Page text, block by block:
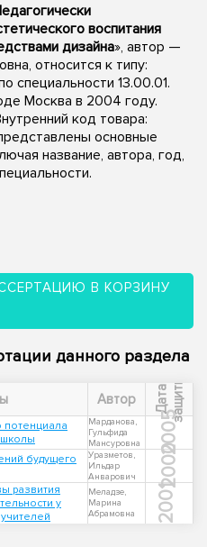
воспитания
дизайна», автор —
относится к типу:
специальности 13.00.01.
Москва в 2004 году.
код товара:
основные
название, автора, год,
В КОРЗИНУ
данного раздела
Автор Д
а
т
а
з
а
щ
и
ты
потенциала
Марданова,
Гульфида
Мансуровна
2005
будущего
Уразметов,
Ильдар
Анварович
2000
развития
у
Меладзе,
Марина
Абрамовна
2001